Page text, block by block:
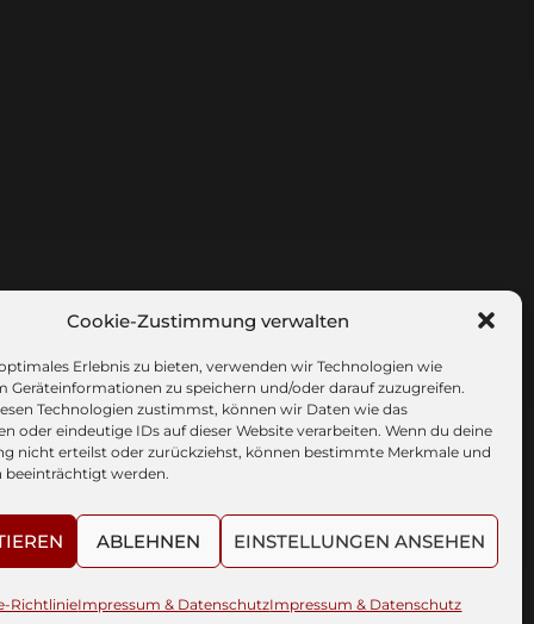
Cookie-Zustimmung verwalten
Erlebnis zu bieten, verwenden wir Technologien wie
Geräteinformationen zu speichern und/oder darauf zuzugreifen.
Technologien zustimmst, können wir Daten wie das
oder eindeutige IDs auf dieser Website verarbeiten. Wenn du deine
nicht erteilst oder zurückziehst, können bestimmte Merkmale und
beeinträchtigt werden.
ABLEHNEN EINSTELLUNGEN ANSEHEN
RichtlinieImpressum & DatenschutzImpressum & Datenschutz